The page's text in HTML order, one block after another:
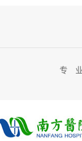
专